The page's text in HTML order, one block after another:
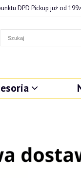
DPD Pickup już od